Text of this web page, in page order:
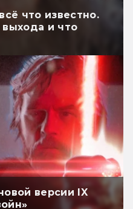
что известно.
и что
версии IX